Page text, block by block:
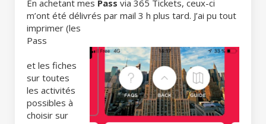
En achetant mes Pass via 365 Tickets, ceux-ci
m’ont été délivrés par mail 3 h plus tard. J’ai pu tout
imprimer (les
Pass
et les fiches
sur toutes
les activités
possibles à
choisir sur